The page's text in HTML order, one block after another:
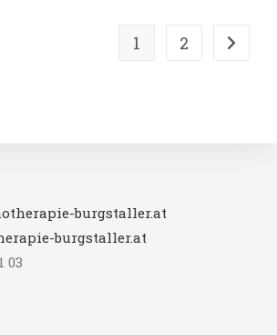
1 2 Zur
burgstaller.at
burgstaller.at
03